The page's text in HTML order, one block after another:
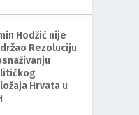
Hodžić nije
Rezoluciju
Hrvata u